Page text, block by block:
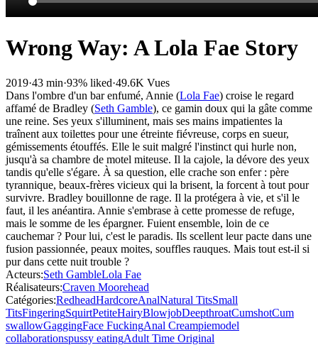
Wrong Way: A Lola Fae Story
2019·43 min·93% liked·49.6K Vues
Dans l'ombre d'un bar enfumé, Annie (Lola Fae) croise le regard
affamé de Bradley (Seth Gamble), ce gamin doux qui la gâte comme
une reine. Ses yeux s'illuminent, mais ses mains impatientes la
traînent aux toilettes pour une étreinte fiévreuse, corps en sueur,
gémissements étouffés. Elle le suit malgré l'instinct qui hurle non,
jusqu'à sa chambre de motel miteuse. Il la cajole, la dévore des yeux
tandis qu'elle s'égare. À sa question, elle crache son enfer : père
tyrannique, beaux-frères vicieux qui la brisent, la forcent à tout pour
survivre. Bradley bouillonne de rage. Il la protégera à vie, et s'il le
faut, il les anéantira. Annie s'embrase à cette promesse de refuge,
mais le somme de les épargner. Fuient ensemble, loin de ce
cauchemar ? Pour lui, c'est le paradis. Ils scellent leur pacte dans une
fusion passionnée, peaux moites, souffles rauques. Mais tout est-il si
pur dans cette nuit trouble ?
Acteurs:Seth GambleLola Fae
Réalisateurs:Craven Moorehead
Catégories:RedheadHardcoreAnalNatural TitsSmall
TitsFingeringSquirtPetiteHairyBlowjobDeepthroatCumshotCum
swallowGaggingFace FuckingAnal Creampiemodel
collaborationspussy eatingAdult Time Original